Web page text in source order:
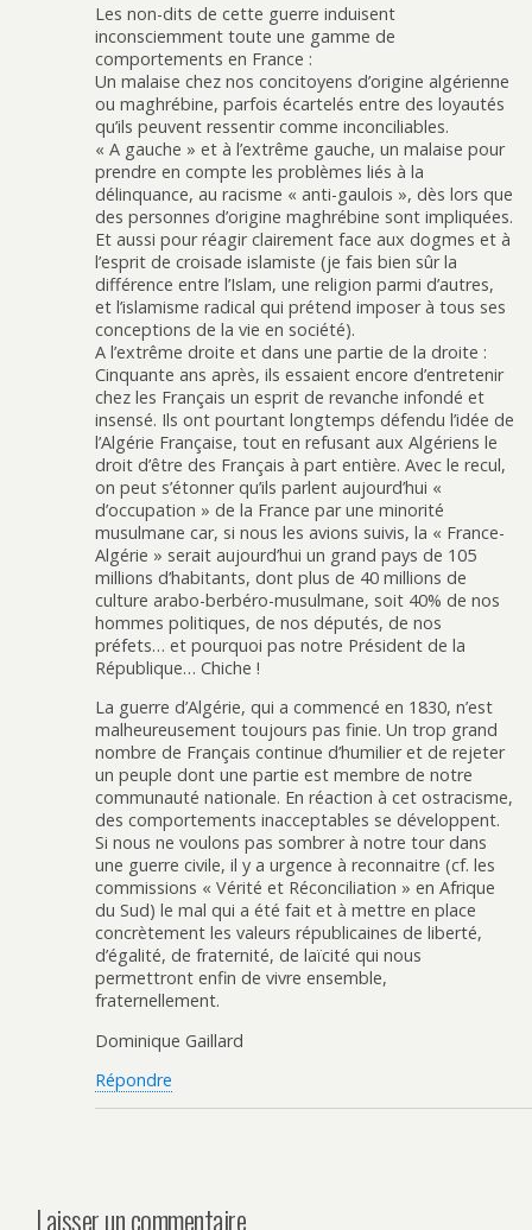
Les non-dits de cette guerre induisent
inconsciemment toute une gamme de
comportements en France :
Un malaise chez nos concitoyens d’origine algérienne
ou maghrébine, parfois écartelés entre des loyautés
qu’ils peuvent ressentir comme inconciliables.
« A gauche » et à l’extrême gauche, un malaise pour
prendre en compte les problèmes liés à la
délinquance, au racisme « anti-gaulois », dès lors que
des personnes d’origine maghrébine sont impliquées.
Et aussi pour réagir clairement face aux dogmes et à
l’esprit de croisade islamiste (je fais bien sûr la
différence entre l’Islam, une religion parmi d’autres,
et l’islamisme radical qui prétend imposer à tous ses
conceptions de la vie en société).
A l’extrême droite et dans une partie de la droite :
Cinquante ans après, ils essaient encore d’entretenir
chez les Français un esprit de revanche infondé et
insensé. Ils ont pourtant longtemps défendu l’idée de
l’Algérie Française, tout en refusant aux Algériens le
droit d’être des Français à part entière. Avec le recul,
on peut s’étonner qu’ils parlent aujourd’hui «
d’occupation » de la France par une minorité
musulmane car, si nous les avions suivis, la « France-
Algérie » serait aujourd’hui un grand pays de 105
millions d’habitants, dont plus de 40 millions de
culture arabo-berbéro-musulmane, soit 40% de nos
hommes politiques, de nos députés, de nos
préfets… et pourquoi pas notre Président de la
République… Chiche !
La guerre d’Algérie, qui a commencé en 1830, n’est
malheureusement toujours pas finie. Un trop grand
nombre de Français continue d’humilier et de rejeter
un peuple dont une partie est membre de notre
communauté nationale. En réaction à cet ostracisme,
des comportements inacceptables se développent.
Si nous ne voulons pas sombrer à notre tour dans
une guerre civile, il y a urgence à reconnaitre (cf. les
commissions « Vérité et Réconciliation » en Afrique
du Sud) le mal qui a été fait et à mettre en place
concrètement les valeurs républicaines de liberté,
d’égalité, de fraternité, de laïcité qui nous
permettront enfin de vivre ensemble,
fraternellement.
Dominique Gaillard
Répondre
Laisser un commentaire